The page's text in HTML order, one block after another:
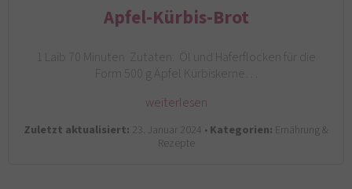
Apfel-Kürbis-Brot
1 Laib 70 Minuten Zutaten: Öl und Haferflocken für die
Form 500 g Äpfel Kürbiskerne…
weiterlesen
Zuletzt aktualisiert: 23. Januar 2024 •Kategorien: Ernährung &
Rezepte